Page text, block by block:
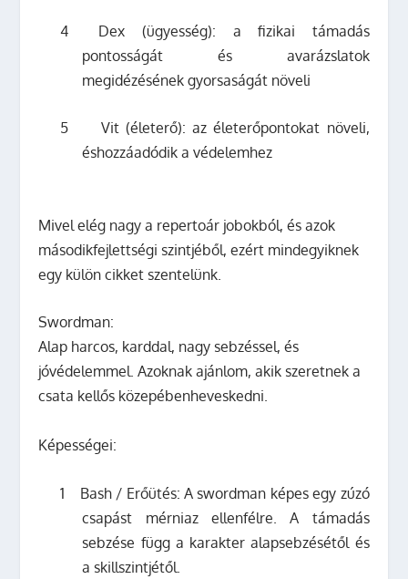
4
Dex (ügyesség): a fizikai támadás
pontosságát és avarázslatok
megidézésének gyorsaságát növeli
5
Vit (életerő): az életerőpontokat növeli,
éshozzáadódik a védelemhez
Mivel elég nagy a repertoár jobokból, és azok
másodikfejlettségi szintjéből, ezért mindegyiknek
egy külön cikket szentelünk.
Swordman:
Alap harcos, karddal, nagy sebzéssel, és
jóvédelemmel. Azoknak ajánlom, akik szeretnek a
csata kellős közepébenheveskedni.
Képességei:
1
Bash / Erőütés: A swordman képes egy zúzó
csapást mérniaz ellenfélre. A támadás
sebzése függ a karakter alapsebzésétől és
a skillszintjétől.